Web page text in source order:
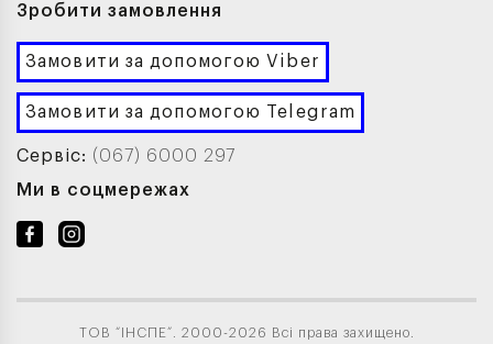
Зробити замовлення
Замовити за допомогою Viber
Замовити за допомогою Telegram
Сервіс: (067) 6000 297
Ми в соцмережах
ТОВ “ІНСПЕ”. 2000-2026 Всі права захищено.